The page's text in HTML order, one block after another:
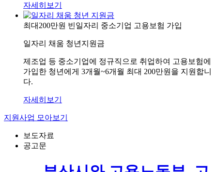
자세히보기
최대200만원 빈일자리 중소기업 고용보험 가입
일자리 채움 청년지원금
제조업 등 중소기업에 정규직으로 취업하여 고용보험에
가입한 청년에게 3개월~6개월 최대 200만원을 지원합니
다.
자세히보기
지원사업 모아보기
보도자료
공고문